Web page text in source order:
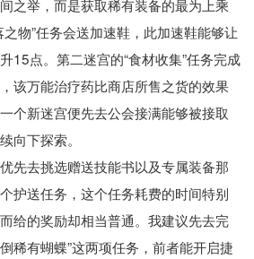
之举，而是获取稀有装备的最为上乘
物”任务会送加速鞋，此加速鞋能够让
15点。第二迷宫的“食材收集”任务完成
该万能治疗药比商店所售之货的效果
个新迷宫便先去公会接满能够被接取
向下探索。
先去挑选赠送技能书以及专属装备那
护送任务，这个任务耗费的时间特别
给的奖励却相当普通。我建议先去完
稀有蝴蝶”这两项任务，前者能开启捷